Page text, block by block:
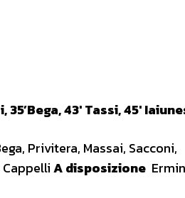
35’Bega, 43′ Tassi, 45′
Privitera, Massai, Sacconi,
CappelliA disposizione